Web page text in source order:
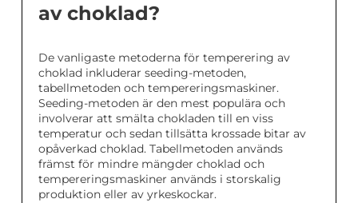
av choklad?
De vanligaste metoderna för temperering av
choklad inkluderar seeding-metoden,
tabellmetoden och tempereringsmaskiner.
Seeding-metoden är den mest populära och
involverar att smälta chokladen till en viss
temperatur och sedan tillsätta krossade bitar av
opåverkad choklad. Tabellmetoden används
främst för mindre mängder choklad och
tempereringsmaskiner används i storskalig
produktion eller av yrkeskockar.